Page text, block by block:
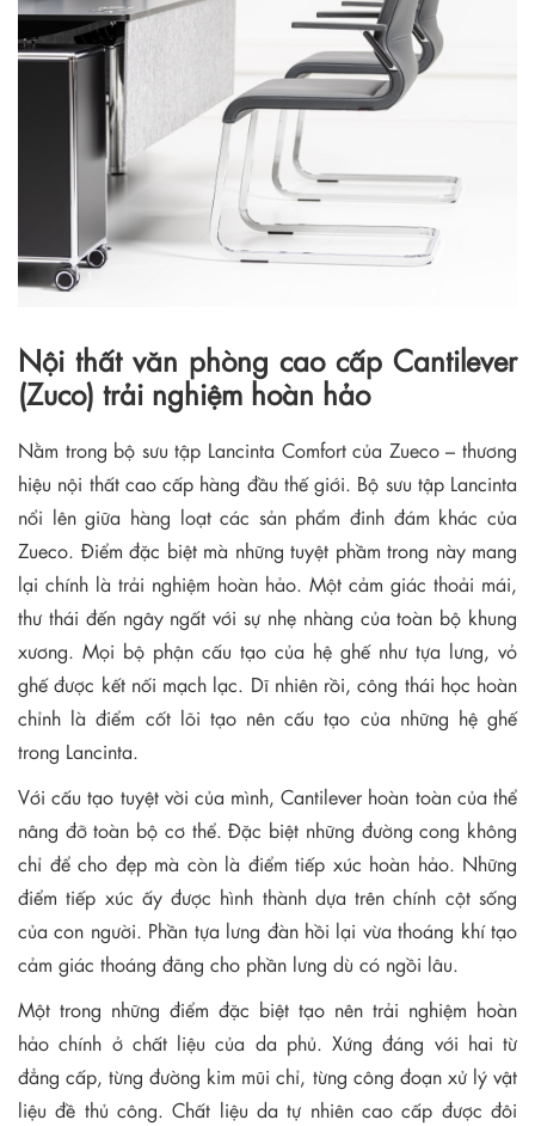
Nội thất văn phòng cao cấp Cantilever
(Zuco) trải nghiệm hoàn hảo
Nằm trong bộ sưu tập Lancinta Comfort của Zueco – thương
hiệu nội thất cao cấp hàng đầu thế giới. Bộ sưu tập Lancinta
nổi lên giữa hàng loạt các sản phẩm đinh đám khác của
Zueco. Điểm đặc biệt mà những tuyệt phầm trong này mang
lại chính là trải nghiệm hoàn hảo. Một cảm giác thoải mái,
thư thái đến ngây ngất với sự nhẹ nhàng của toàn bộ khung
xương. Mọi bộ phận cấu tạo của hệ ghế như tựa lưng, vỏ
ghế được kết nối mạch lạc. Dĩ nhiên rồi, công thái học hoàn
chỉnh là điểm cốt lõi tạo nên cấu tạo của những hệ ghế
trong Lancinta.
Với cấu tạo tuyệt vời của mình, Cantilever hoàn toàn của thể
nâng đỡ toàn bộ cơ thể. Đặc biệt những đường cong không
chỉ để cho đẹp mà còn là điểm tiếp xúc hoàn hảo. Những
điểm tiếp xúc ấy được hình thành dựa trên chính cột sống
của con người. Phần tựa lưng đàn hồi lại vừa thoáng khí tạo
cảm giác thoáng đãng cho phần lưng dù có ngồi lâu.
Một trong những điểm đặc biệt tạo nên trải nghiệm hoàn
hảo chính ở chất liệu của da phủ. Xứng đáng với hai từ
đẳng cấp, từng đường kim mũi chỉ, từng công đoạn xử lý vật
liệu đề thủ công. Chất liệu da tự nhiên cao cấp được đôi